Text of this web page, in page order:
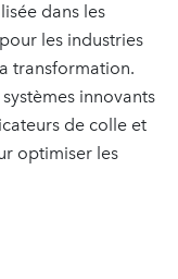
dans les
les industries
transformation.
innovants
de colle et
optimiser les